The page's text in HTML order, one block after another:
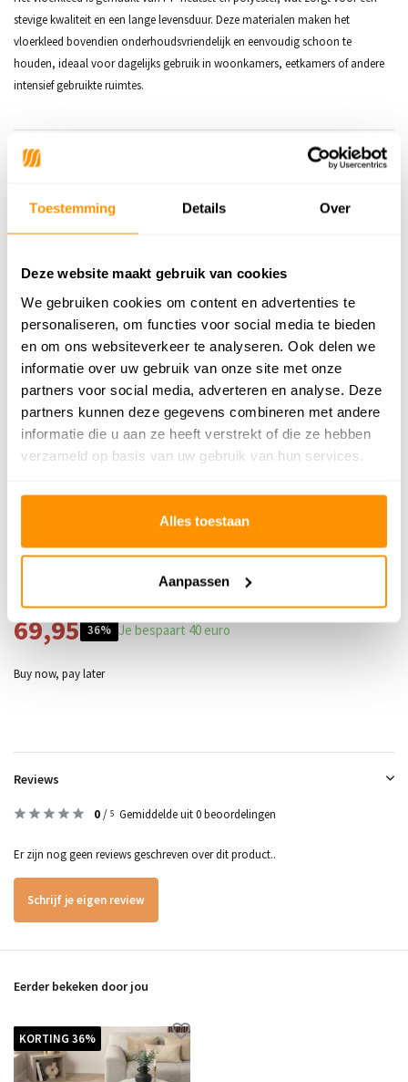
Toestemming Details Over
Deze website maakt gebruik van cookies
We gebruiken cookies om content en advertenties te
personaliseren, om functies voor social media te bieden
en om ons websiteverkeer te analyseren. Ook delen we
informatie over uw gebruik van onze site met onze
partners voor social media, adverteren en analyse. Deze
partners kunnen deze gegevens combineren met andere
informatie die u aan ze heeft verstrekt of die ze hebben
verzameld op basis van uw gebruik van hun services.
Alles toestaan
Aanpassen
69,95 36% Je bespaart 40 euro
Buy now, pay later
stevige kwaliteit en een lange levensduur. Deze materialen maken het
vloerkleed bovendien onderhoudsvriendelijk en eenvoudig schoon te
houden, ideaal voor dagelijks gebruik in woonkamers, eetkamers of andere
intensief gebruikte ruimtes.
Productspecificaties
6152443744752
Materiaal
Materiaal Achterkant 100% Jute
Poolhoogte 12mm
Gewicht 2,05kg/m²
Vloerverwarming Geschikt
Geschikt voor: Binnen of
Binnen
Reviews
0/ 5 Gemiddelde uit 0 beoordelingen
Er zijn nog geen reviews geschreven over dit product..
Schrijf je eigen review
Eerder bekeken door jou
KORTING 36%